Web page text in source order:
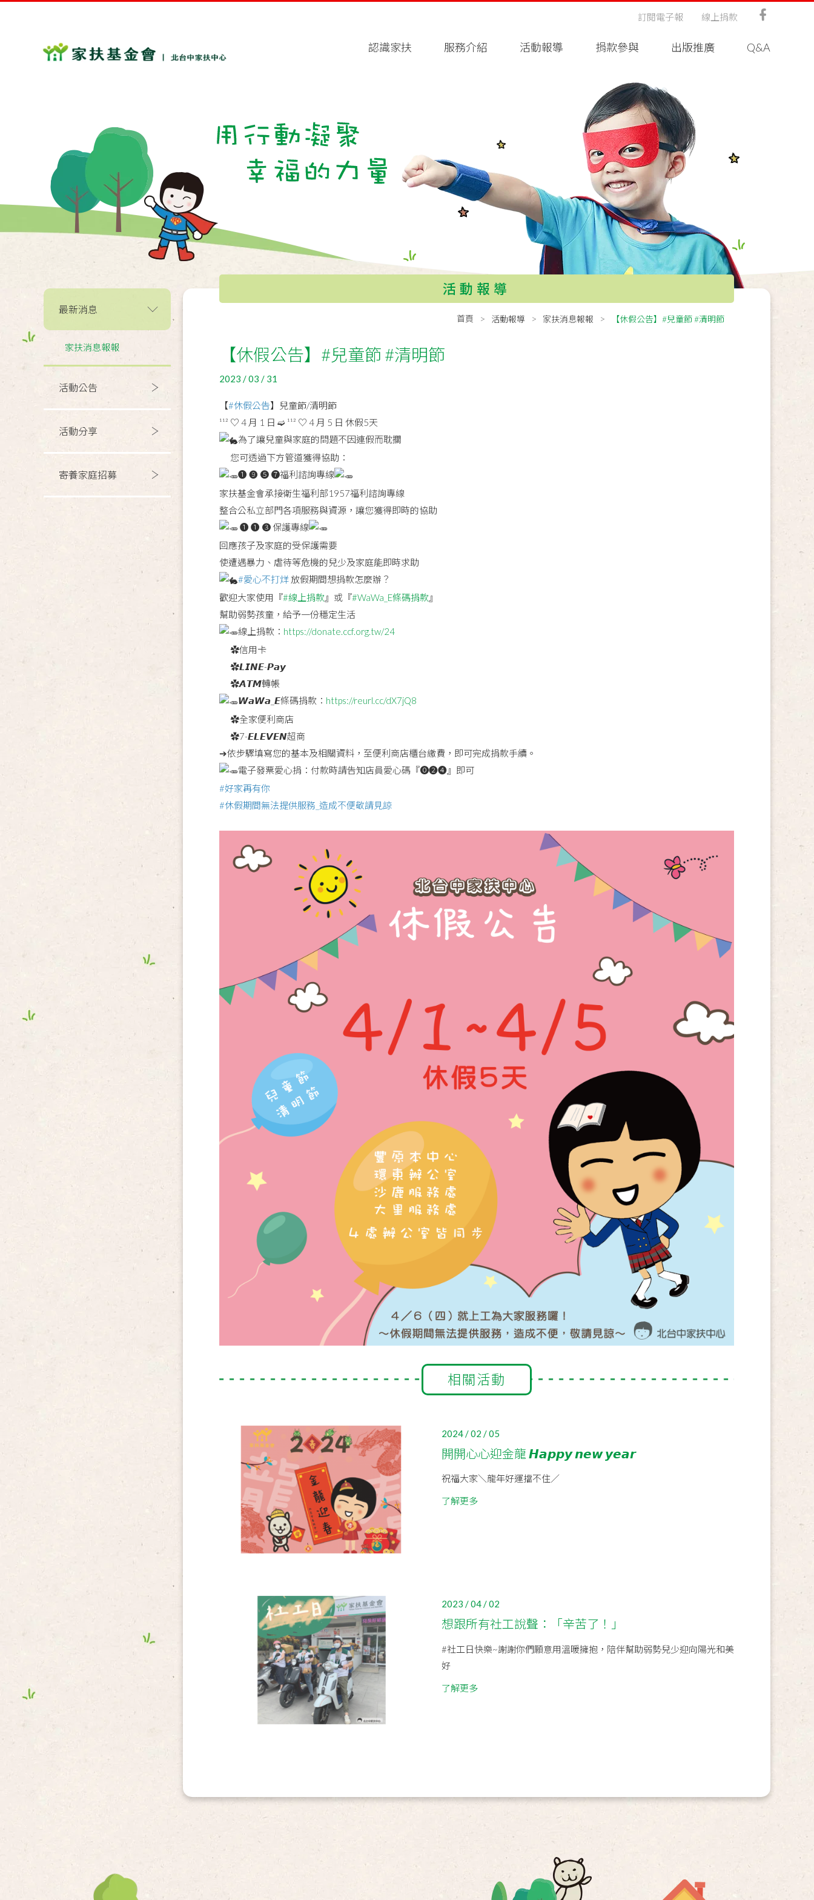
認識家扶 服務介紹 活動報導 捐款參與 出版推廣 Q&A
訂閱電子報 線上捐款
最新消息
家扶消息報報
活動公告
活動分享
寄養家庭招募
活動報導
首頁 活動報導 家扶消息報報 【休假公告】#兒童節 #清明節
【休假公告】#兒童節 #清明節
2023 / 03 / 31
【#休假公告】兒童節/清明節
¹¹² ♡ 4 月 1 日 ➫ ¹¹² ♡ 4 月 5 日 休假5天
為了讓兒童與家庭的問題不因連假而耽擱
您可透過下方管道獲得協助：
❶ ❾ ❺ ❼福利諮詢專線
家扶基金會承接衛生福利部1957福利諮詢專線
整合公私立部門各項服務與資源，讓您獲得即時的協助
❶ ❶ ❸ 保護專線
回應孩子及家庭的受保護需要
使遭遇暴力、虐待等危機的兒少及家庭能即時求助
#愛心不打烊放假期間想捐款怎麼辦？
歡迎大家使用『#線上捐款 』或『#WaWa_E條碼捐款 』
幫助弱勢孩童，給予一份穩定生活
線上捐款： https://donate.ccf.org.tw/24
✿信用卡
✿𝙇𝙄𝙉𝙀-𝙋𝙖𝙮
✿𝘼𝙏𝙈轉帳
𝙒𝙖𝙒𝙖_𝙀條碼捐款： https://reurl.cc/dX7jQ8
✿全家便利商店
✿7-𝙀𝙇𝙀𝙑𝙀𝙉超商
➔依步驟填寫您的基本及相關資料，至便利商店櫃台繳費，即可完成捐款手續。
電子發票愛心捐：付款時請告知店員愛心碼『⓿❷❹』即可
#好家再有你
#休假期間無法提供服務_造成不便敬請見諒
相關活動
2024 / 02 / 05
開開心心迎金龍 𝙃𝙖𝙥𝙥𝙮 𝙣𝙚𝙬 𝙮𝙚𝙖𝙧
祝福大家＼龍年好運擋不住／
了解更多
2023 / 04 / 02
想跟所有社工說聲：「辛苦了！」
#社工日快樂~謝謝你們願意用溫暖擁抱，陪伴幫助弱勢兒少迎向陽光和美
好
了解更多